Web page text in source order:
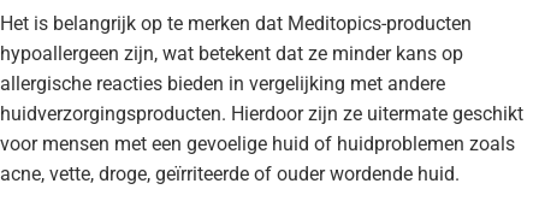
Het is belangrijk op te merken dat Meditopics-producten
hypoallergeen zijn, wat betekent dat ze minder kans op
allergische reacties bieden in vergelijking met andere
huidverzorgingsproducten. Hierdoor zijn ze uitermate geschikt
voor mensen met een gevoelige huid of huidproblemen zoals
acne, vette, droge, geïrriteerde of ouder wordende huid.